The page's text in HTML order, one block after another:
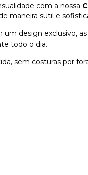
com a nossa
maneira sutil e
um design exclusivo,
todo o dia.
sem costuras por